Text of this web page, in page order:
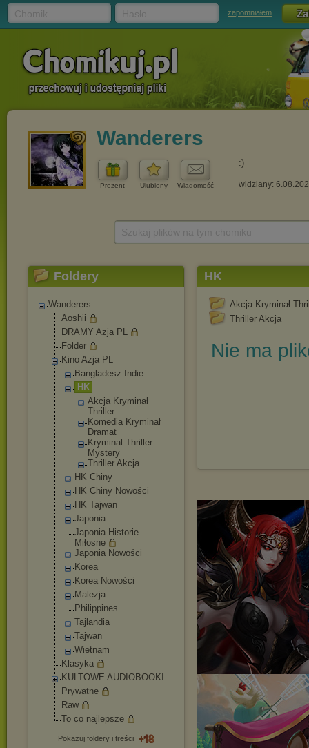
zapomniałem
Wanderers
Prezent Ulubiony Wiadomość
:)
widziany:
Foldery
Wanderers
Aoshii
DRAMY Azja PL
Folder
Kino Azja PL
Bangladesz Indie
HK
Akcja Kryminał
Thriller
Komedia Kryminał
Dramat
Kryminal Thriller
Mystery
Thriller Akcja
HK Chiny
HK Chiny Nowości
HK Tajwan
Japonia
Japonia Historie
Miłosne
Japonia Nowości
Korea
Korea Nowości
Malezja
Philippines
Tajlandia
Tajwan
Wietnam
Klasyka
KULTOWE AUDIOBOOKI
Prywatne
Raw
To co najlepsze
Pokazuj foldery i treści
HK
Akcja Kryminał
Thriller Akcja
Nie ma